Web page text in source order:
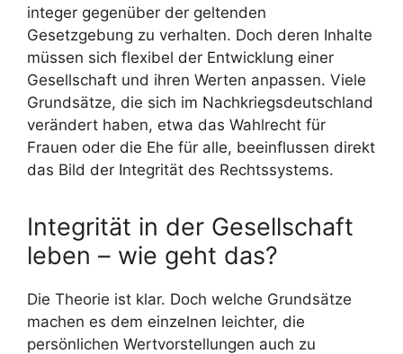
integer gegenüber der geltenden
Gesetzgebung zu verhalten. Doch deren Inhalte
müssen sich flexibel der Entwicklung einer
Gesellschaft und ihren Werten anpassen. Viele
Grundsätze, die sich im Nachkriegsdeutschland
verändert haben, etwa das Wahlrecht für
Frauen oder die Ehe für alle, beeinflussen direkt
das Bild der Integrität des Rechtssystems.
Integrität in der Gesellschaft
leben – wie geht das?
Die Theorie ist klar. Doch welche Grundsätze
machen es dem einzelnen leichter, die
persönlichen Wertvorstellungen auch zu